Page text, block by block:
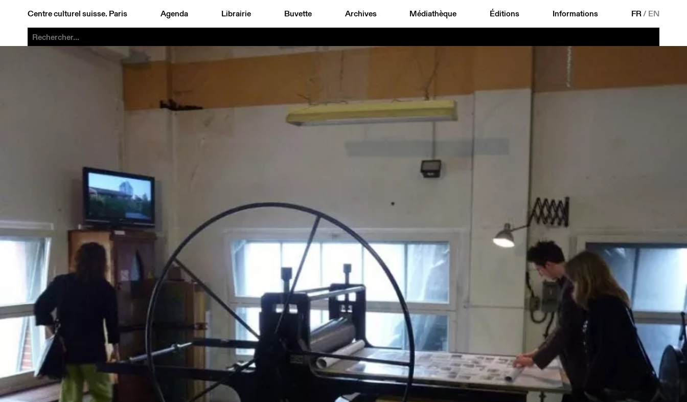
Centre culturel suisse. Paris Agenda Librairie Buvette Archives Médiathèque Éditions Informations FR/ EN